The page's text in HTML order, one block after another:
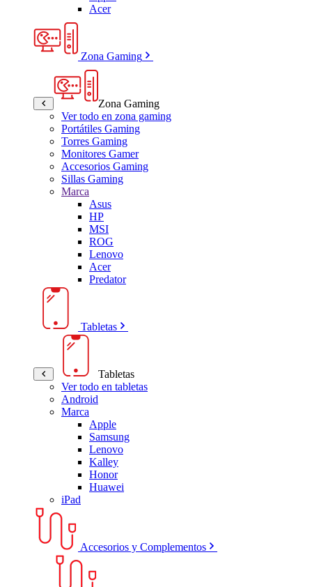
Acer
Zona Gaming
Zona Gaming
Ver todo en zona gaming
Portátiles Gaming
Torres Gaming
Monitores Gamer
Accesorios Gaming
Sillas Gaming
Marca
Asus
HP
MSI
ROG
Lenovo
Acer
Predator
Tabletas
Tabletas
Ver todo en tabletas
Android
Marca
Apple
Samsung
Lenovo
Kalley
Honor
Huawei
iPad
Accesorios y Complementos